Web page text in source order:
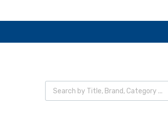
Wyszukiwarka produktów